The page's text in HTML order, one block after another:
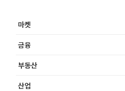
마켓
금융
부동산
산업